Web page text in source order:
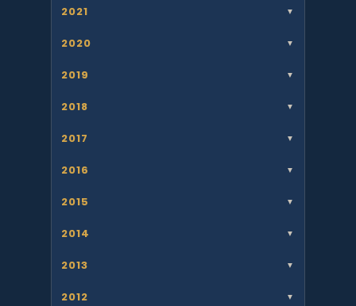
2021 ▼
2020 ▼
2019 ▼
2018 ▼
2017 ▼
2016 ▼
2015 ▼
2014 ▼
2013 ▼
2012 ▼